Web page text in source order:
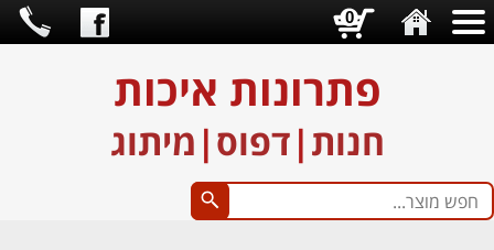
פתרונות איכות
חנות|דפוס| מיתוג
0